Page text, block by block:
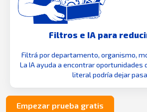
Filtros e IA para
Filtrá por departamento, organismo,
La IA ayuda a encontrar oportunidades
literal podría dejar
Empezar prueba gratis